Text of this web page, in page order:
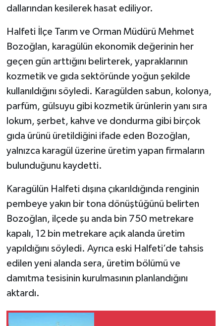
dallarından kesilerek hasat ediliyor.
Halfeti İlçe Tarım ve Orman Müdürü Mehmet
Bozoğlan, karagülün ekonomik değerinin her
geçen gün arttığını belirterek, yapraklarının
kozmetik ve gıda sektöründe yoğun şekilde
kullanıldığını söyledi. Karagülden sabun, kolonya,
parfüm, gülsuyu gibi kozmetik ürünlerin yanı sıra
lokum, şerbet, kahve ve dondurma gibi birçok
gıda ürünü üretildiğini ifade eden Bozoğlan,
yalnızca karagül üzerine üretim yapan firmaların
bulunduğunu kaydetti.
Karagülün Halfeti dışına çıkarıldığında renginin
pembeye yakın bir tona dönüştüğünü belirten
Bozoğlan, ilçede şu anda bin 750 metrekare
kapalı, 12 bin metrekare açık alanda üretim
yapıldığını söyledi. Ayrıca eski Halfeti’de tahsis
edilen yeni alanda sera, üretim bölümü ve
damıtma tesisinin kurulmasının planlandığını
aktardı.